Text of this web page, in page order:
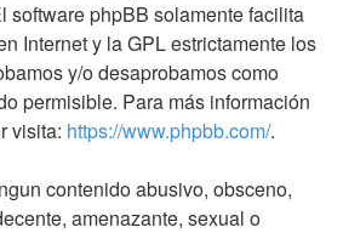
software phpBB solamente facilita
Internet y la GPL estrictamente los
y/o desaprobamos como
permisible. Para más información
visita: https://www.phpbb.com/.
contenido abusivo, obsceno,
amenazante, sexual o